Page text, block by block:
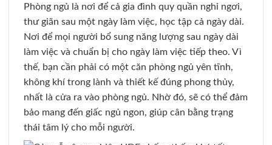
Phòng ngủ là nơi để cả gia đình quy quần nghỉ ngơi,
thư giãn sau một ngày làm việc, học tập cả ngày dài.
Nơi để mọi người bổ sung năng lượng sau ngày dài
làm việc và chuẩn bị cho ngày làm việc tiếp theo. Vì
thế, bạn cần phải có một căn phòng ngủ yên tĩnh,
không khí trong lành và thiết kế đúng phong thủy,
nhất là cửa ra vào phòng ngủ. Nhờ đó, sẽ có thể đảm
bảo mang đến giấc ngủ ngon, giúp cân bằng trạng
thái tâm lý cho mỗi người.